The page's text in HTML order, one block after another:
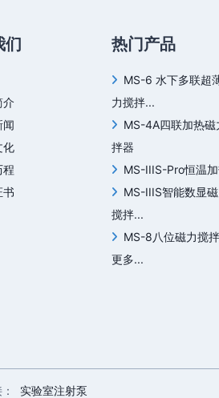
们
介
闻
化
程
书
热门产品
MS-6 水下多联超
力搅拌...
MS-4A四联加热磁
拌器
MS-IIIS-Pro恒温
MS-IIIS智能数显
搅拌...
MS-8八位磁力搅
更多...
实验室注射泵